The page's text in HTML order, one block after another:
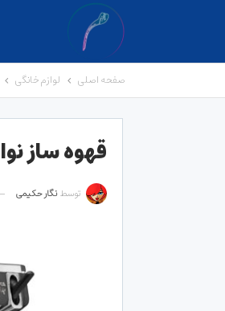
صفحه اصلی لوازم خانگی
قهوه ساز
توسط نگار حکیمی